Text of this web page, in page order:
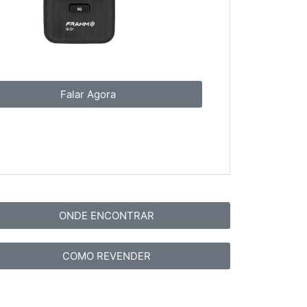
Falar Agora
ONDE ENCONTRAR
COMO REVENDER